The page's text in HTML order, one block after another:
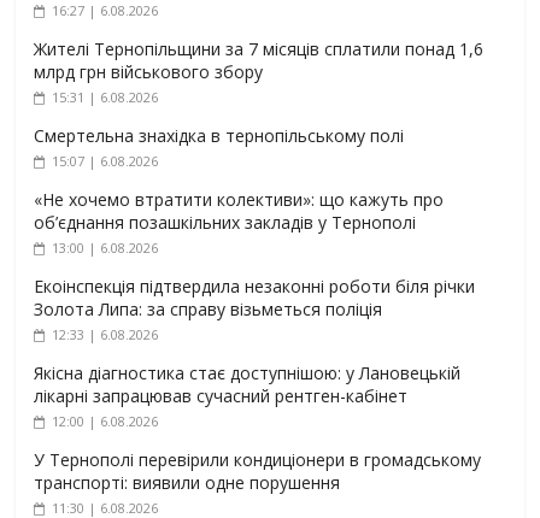
16:27 | 6.08.2026
Жителі Тернопільщини за 7 місяців сплатили понад 1,6
млрд грн військового збору
15:31 | 6.08.2026
Смертельна знахідка в тернопільському полі
15:07 | 6.08.2026
«Не хочемо втратити колективи»: що кажуть про
об’єднання позашкільних закладів у Тернополі
13:00 | 6.08.2026
Екоінспекція підтвердила незаконні роботи біля річки
Золота Липа: за справу візьметься поліція
12:33 | 6.08.2026
Якісна діагностика стає доступнішою: у Лановецькій
лікарні запрацював сучасний рентген-кабінет
12:00 | 6.08.2026
У Тернополі перевірили кондиціонери в громадському
транспорті: виявили одне порушення
11:30 | 6.08.2026